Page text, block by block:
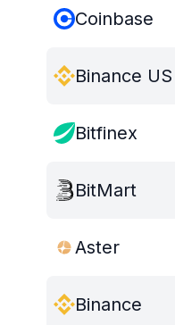
Coinbase
Binance US
Bitfinex
BitMart
Aster
Binance